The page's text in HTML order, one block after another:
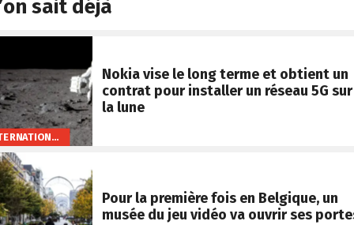
sait déjà
INTERNATIONAL
Nokia vise le long terme et obtient un
contrat pour installer un réseau 5G sur
la lune
Pour la première fois en Belgique, un
musée du jeu vidéo va ouvrir ses